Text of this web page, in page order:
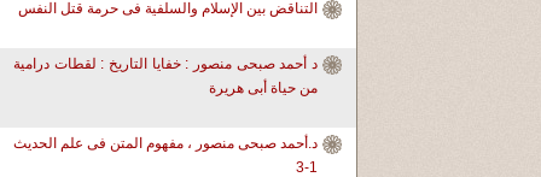
التناقض بين الإسلام والسلفية فى حرمة قتل النفس
د أحمد صبحى منصور : خفايا التاريخ : لقطات درامية
من حياة أبى هريرة
د.أحمد صبحى منصور ، مفهوم المتن فى علم الحديث
1-3